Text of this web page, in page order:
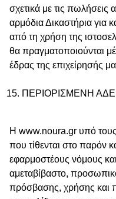
σχετικά με τις
αρμόδια Δικαστήρια για
από τη χρήση της
θα πραγματοποιούνται
έδρας της επιχείρησής
ΠΕΡΙΟΡΙΣΜΕΝΗ
Η www.noura.gr υπό
που τίθενται στο παρόν
εφαρμοστέους νόμους
αμεταβίβαστο,
πρόσβασης, χρήσης και